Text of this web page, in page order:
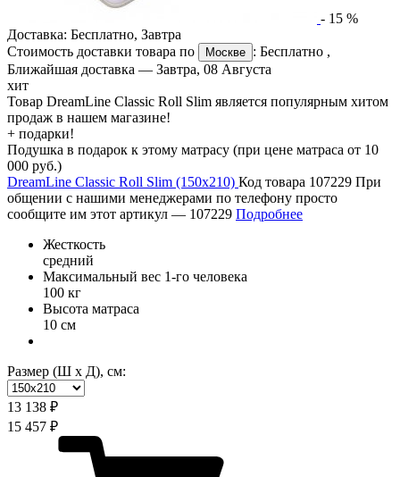
- 15 %
Доставка: Бесплатно, Завтра
Стоимость доставки товара по
Москве : Бесплатно ,
Ближайшая доставка — Завтра, 08 Августа
хит
Товар DreamLine Classic Roll Slim является популярным хитом
продаж в нашем магазине!
+ подарки!
Подушка в подарок к этому матрасу (при цене матраса от 10
000 руб.)
DreamLine Classic Roll Slim (150х210) Код товара 107229 При
общении с нашими менеджерами по телефону просто
сообщите им этот артикул — 107229 Подробнее
Жесткость
средний
Максимальный вес 1-го человека
100 кг
Высота матраса
10 см
Размер (Ш х Д), см:
13 138 ₽
15 457 ₽